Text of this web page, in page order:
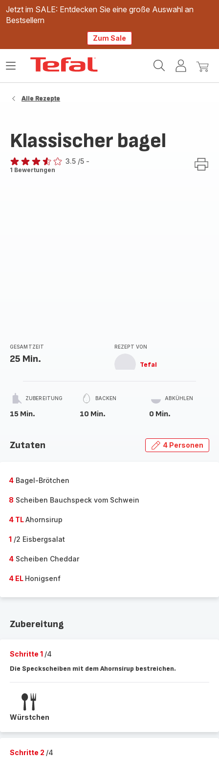
Jetzt im SALE: Entdecken Sie eine große Auswahl an
Bestsellern
Zum Sale
Mein
Mein
Das
Alle Rezepte
Klassischer bagel
ratings.3.5
3.5 /5 -
1 Bewertungen
GESAMTZEIT
25 Min.
REZEPT VON
Tefal
ZUBEREITUNG
15 Min.
BACKEN
10 Min.
ABKÜHLEN
0 Min.
Zutaten 4 Personen
4 Bagel-Brötchen
8 Scheiben Bauchspeck vom Schwein
4 TLAhornsirup
1 /2 Eisbergsalat
4 Scheiben Cheddar
4 EL Honigsenf
Zubereitung
Schritte 1 /4
Die Speckscheiben mit dem Ahornsirup bestreichen.
Würstchen
Schritte 2 /4